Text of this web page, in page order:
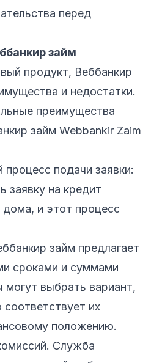
перед
займ
продукт, Веббанкир
и недостатки.
преимущества
займ Webbankir Zaim
подачи заявки:
заявку на кредит
дома, и этот процесс
займ предлагает
сроками и суммами
могут выбрать вариант,
их
положению.
Служба